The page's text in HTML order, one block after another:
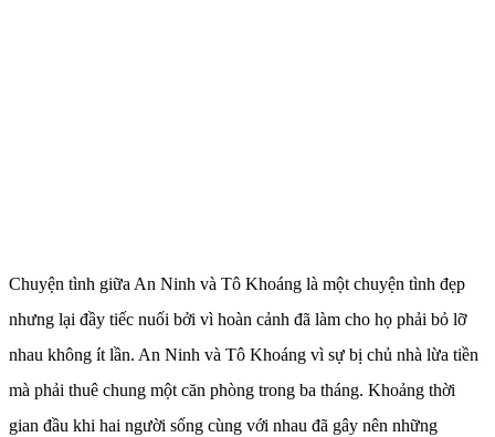
Chuyện tình giữa An Ninh và Tô Khoáng là một chuyện tình đẹp
nhưng lại đầy tiếc nuối bởi vì hoàn cảnh đã làm cho họ phải bỏ lỡ
nhau không ít lần. An Ninh và Tô Khoáng vì sự bị chủ nhà lừa tiền
mà phải thuê chung một căn phòng trong ba tháng. Khoảng thời
gian đầu khi hai người sống cùng với nhau đã gây nên những